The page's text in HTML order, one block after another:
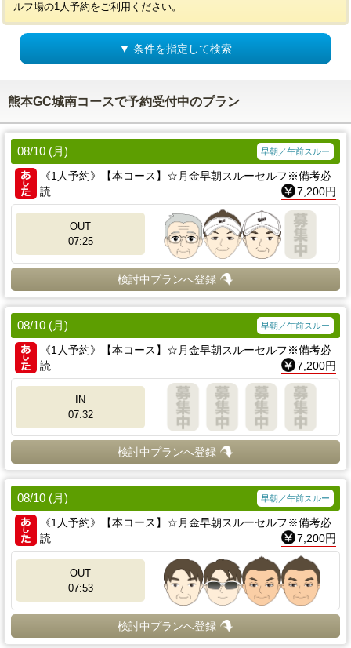
ルフ場の1人予約をご利用ください。
▼ 条件を指定して検索
熊本GC城南コースで予約受付中のプラン
08/10 (月) 早朝／午前スルー
《1人予約》【本コース】☆月金早朝スルーセルフ※備考必
読
7,200円
OUT
07:25
検討中プランへ登録
08/10 (月) 早朝／午前スルー
《1人予約》【本コース】☆月金早朝スルーセルフ※備考必
読
7,200円
IN
07:32
検討中プランへ登録
08/10 (月) 早朝／午前スルー
《1人予約》【本コース】☆月金早朝スルーセルフ※備考必
読
7,200円
OUT
07:53
検討中プランへ登録